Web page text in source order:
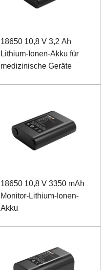
18650 10,8 V 3,2 Ah
Lithium-Ionen-Akku für
medizinische Geräte
18650 10,8 V 3350 mAh
Monitor-Lithium-Ionen-
Akku